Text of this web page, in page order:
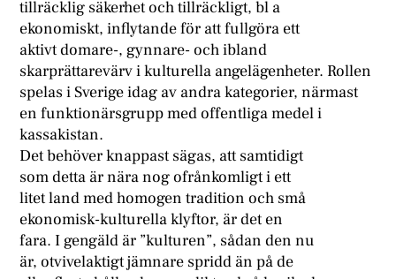
tillräcklig säkerhet och tillräckligt, bl a
ekonomiskt, inflytande för att fullgöra ett
aktivt domare-, gynnare- och ibland
skarprättarevärv i kulturella angelägenheter. Rollen
spelas i Sverige idag av andra kategorier, närmast
en funktionärsgrupp med offentliga medel i
kassakistan.
Det behöver knappast sägas, att samtidigt
som detta är nära nog ofrånkomligt i ett
litet land med homogen tradition och små
ekonomisk-kulturella klyftor, är det en
fara. I gengäld är ”kulturen”, sådan den nu
är, otvivelaktigt jämnare spridd än på de